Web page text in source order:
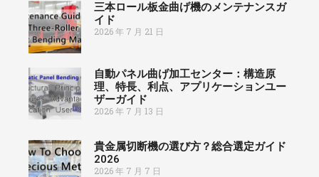
三本ロール板金曲げ機のメンテナンスガ
イド
2026 年 7 月 21 日
自動パネル曲げ加工センター：構造原
理、特長、利点、アプリケーションユー
ザーガイド
2026 年 7 月 13 日
貴金属切断機の選び方？総合選定ガイド
2026
2026 年 7 月 7 日